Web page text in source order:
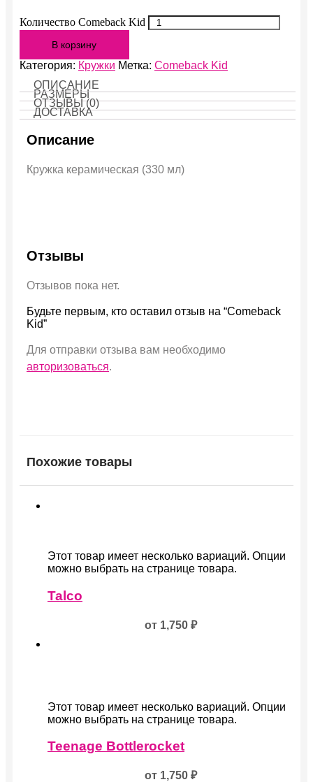
Количество Comeback Kid
В корзину
Категория: Кружки Метка: Comeback Kid
ОПИСАНИЕ
РАЗМЕРЫ
ОТЗЫВЫ (0)
ДОСТАВКА
Описание
Кружка керамическая (330 мл)
Отзывы
Отзывов пока нет.
Будьте первым, кто оставил отзыв на “Comeback
Kid”
Для отправки отзыва вам необходимо
авторизоваться.
Похожие товары
Этот товар имеет несколько вариаций. Опции
можно выбрать на странице товара.
Talco
от 1,750 ₽
Этот товар имеет несколько вариаций. Опции
можно выбрать на странице товара.
Teenage Bottlerocket
от 1,750 ₽